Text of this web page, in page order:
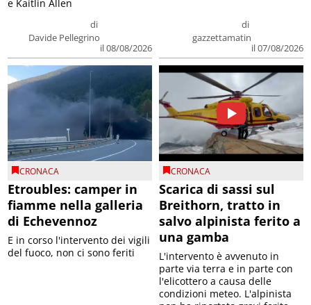
di
Davide Pellegrino
il 08/08/2026
e Kaitlin Allen
di
gazzettamatin
il 07/08/2026
CRONACA
Etroubles: camper in
fiamme nella galleria
di Echevennoz
E in corso l'intervento dei vigili
del fuoco, non ci sono feriti
CRONACA
Scarica di sassi sul
Breithorn, tratto in
salvo alpinista ferito a
una gamba
L'intervento è avvenuto in
parte via terra e in parte con
l'elicottero a causa delle
condizioni meteo. L'alpinista